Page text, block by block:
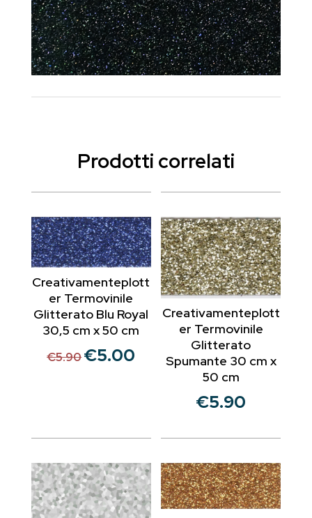
Prodotti correlati
Creativamenteplott
er Termovinile
Glitterato Blu Royal
30,5 cm x 50 cm
€5.90 Il
€5.00
Creativamenteplott
er Termovinile
Glitterato
Spumante 30 cm x
50 cm
€5.90